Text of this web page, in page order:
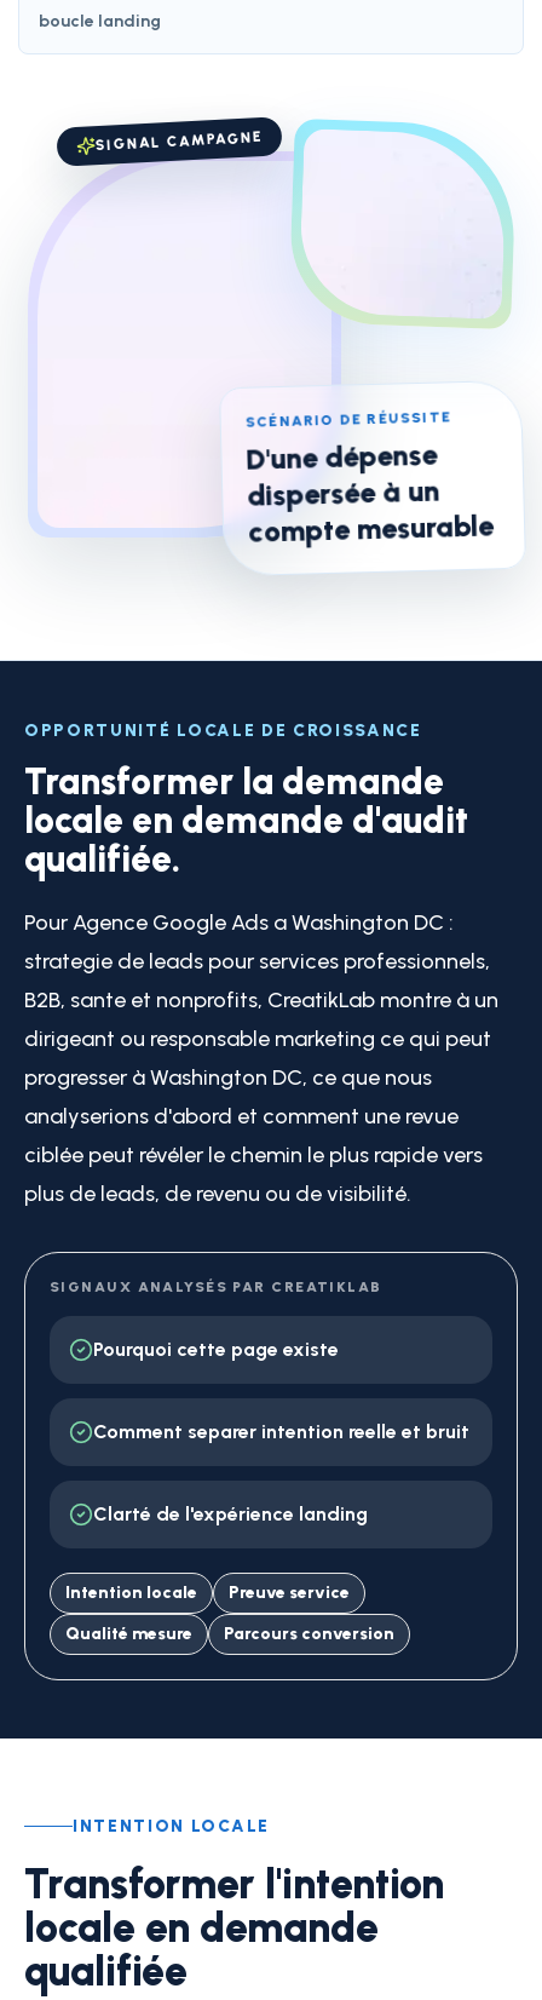
boucle landing
SCÉNARIO DE RÉUSSITE
D'une dépense
dispersée à un
compte mesurable
SIGNAL CAMPAGNE
OPPORTUNITÉ LOCALE DE CROISSANCE
Transformer la demande
locale en demande d'audit
qualifiée.
Pour Agence Google Ads a Washington DC :
strategie de leads pour services professionnels,
B2B, sante et nonprofits, CreatikLab montre à un
dirigeant ou responsable marketing ce qui peut
progresser à Washington DC, ce que nous
analyserions d'abord et comment une revue
ciblée peut révéler le chemin le plus rapide vers
plus de leads, de revenu ou de visibilité.
SIGNAUX ANALYSÉS PAR CREATIKLAB
Pourquoi cette page existe
Comment separer intention reelle et bruit
Clarté de l'expérience landing
Intention locale
Preuve service
Qualité mesure
Parcours conversion
INTENTION LOCALE
Transformer l'intention
locale en demande
qualifiée